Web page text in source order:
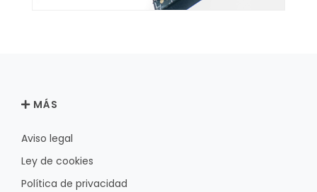
MÁS
Aviso legal
Ley de cookies
Política de privacidad